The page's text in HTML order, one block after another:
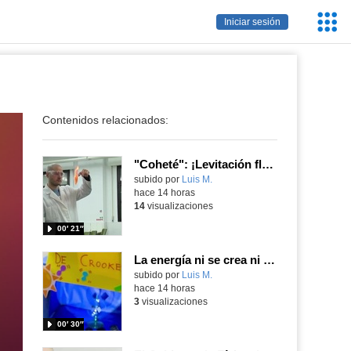
Iniciar sesión
Contenidos relacionados:
"Coheté": ¡Levitación flamígera!
Contenido educativo.
subido por Luis M.
00′ 21″
hace 14 horas
14visualizaciones
La energía ni se crea ni se destruye... ¡se experimenta! El Tierno en la Feria Madrid es Ciencia 2026
Contenido educativo.
subido por Luis M.
00′ 30″
hace 14 horas
3visualizaciones